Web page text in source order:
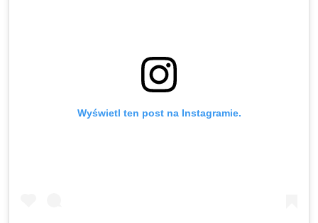
Wyświetl ten post na Instagramie.